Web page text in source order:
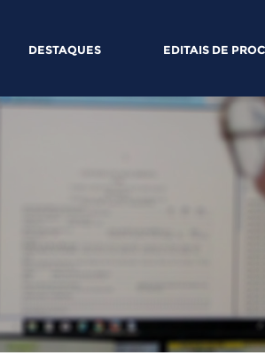
DESTAQUES EDITAIS DE